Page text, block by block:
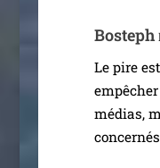
Bosteph
Le pire
médias,